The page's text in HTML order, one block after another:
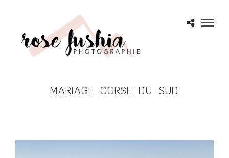
MARIAGE CORSE DU SUD